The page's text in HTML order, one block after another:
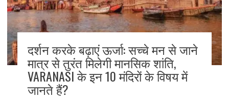
दर्शन करके बढ़ाएं ऊर्जा: सच्चे मन से जाने
मात्र से तुरंत मिलेगी मानसिक शांति,
VARANASI के इन 10 मंदिरों के विषय में
जानते हैं?